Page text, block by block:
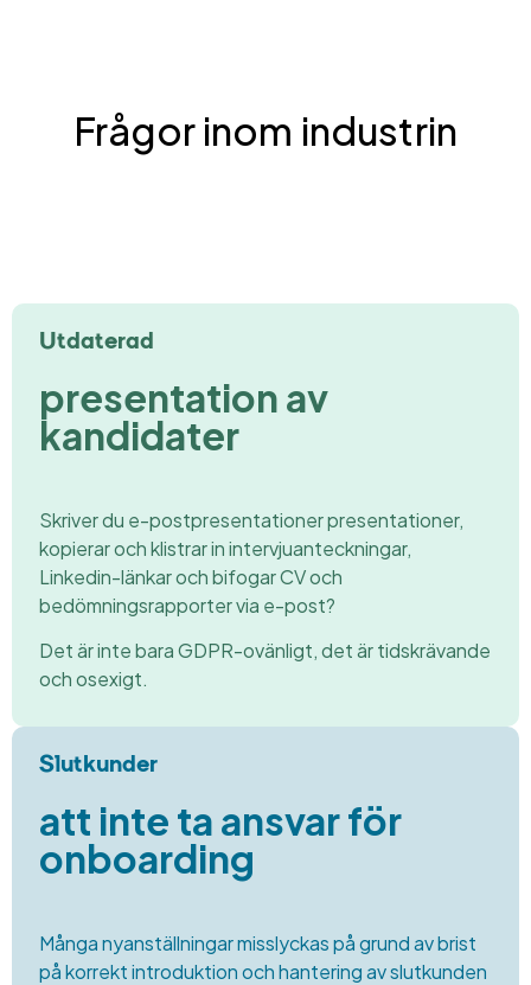
Frågor inom industrin
Utdaterad
presentation av
kandidater
Skriver du e-postpresentationerpresentationer,
kopierar och klistrar inintervjuanteckningar,
Linkedin-länkaroch bifogar CV och
bedömningsrapporter via e-post?
Det är inte bara GDPR-ovänligt,det är tidskrävande
ochosexigt.
Slutkunder
att inte ta ansvar för
onboarding
Många nyanställningar misslyckas på grund avbrist
på korrekt introduktion ochhantering av slutkunden